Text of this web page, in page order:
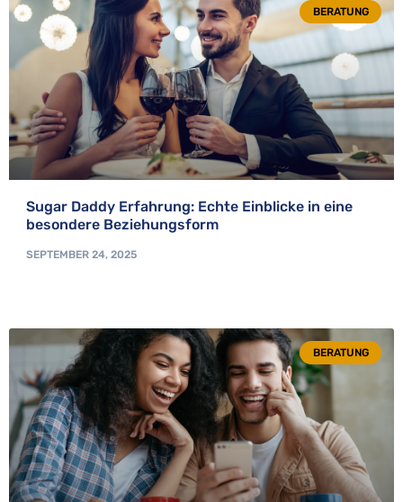
BERATUNG
Sugar Daddy Erfahrung: Echte Einblicke in eine
besondere Beziehungsform
SEPTEMBER 24, 2025
BERATUNG